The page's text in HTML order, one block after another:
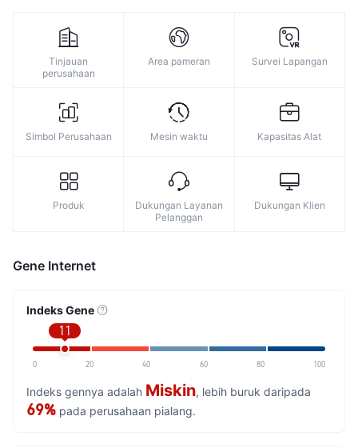
Tinjauan
perusahaan
Area pameran Survei Lapangan
Simbol Perusahaan Mesin waktu Kapasitas Alat
Produk
Dukungan Layanan
Pelanggan
Dukungan Klien
Gene Internet
Indeks Gene
11
0 20 40 60 80 100
Indeks gennya adalah Miskin, lebih buruk daripada
69% pada perusahaan pialang.